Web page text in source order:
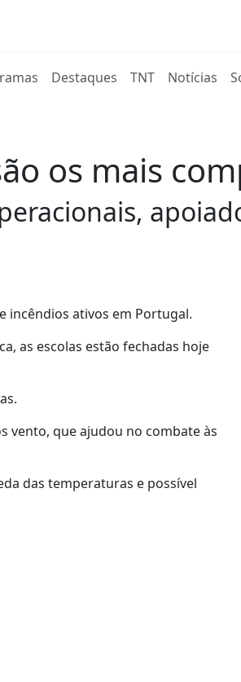
Destaques TNT Notícias
os mais
incêndios ativos em Portugal.
as escolas estão fechadas hoje
vento, que ajudou no combate às
das temperaturas e possível